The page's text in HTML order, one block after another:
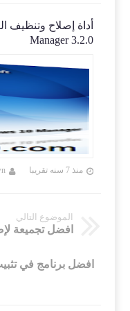
Manager 3.2.0
منذ 7 سنه تقريبا
الموضوع التالي